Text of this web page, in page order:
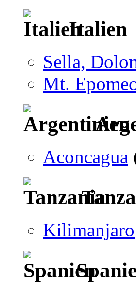
Italien
Sella,
Mt.
Aconcagua
Kilimanjaro